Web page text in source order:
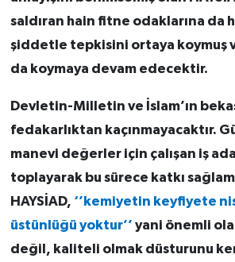
saldıran hain fitne odaklarına da
şiddetle tepkisini ortaya koymuş
da koymaya devam edecektir.
Devletin-Milletin ve İslam’ın
fedakarlıktan kaçınmayacaktır.
manevi değerler için çalışan iş
toplayarak bu sürece katkı
HAYSİAD, ‘’kemiyetin keyfiyete
üstünlüğü yoktur’’ yani önemli
değil, kaliteli olmak düsturunu